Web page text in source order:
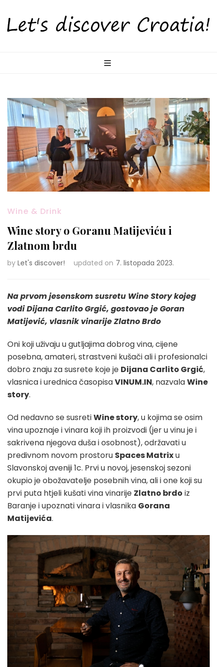
Wine & Drink
Wine story o Goranu Matijeviću i
Zlatnom brdu
by Let's discover! updated on 7. listopada 2023.
Na prvom jesenskom susretu Wine Story kojeg
vodi Dijana Carlito Grgić, gostovao je Goran
Matijević, vlasnik vinarije Zlatno Brdo
Oni koji uživaju u gutljajima dobrog vina, cijene
posebna, amateri, strastveni kušači ali i profesionalci
dobro znaju za susrete koje je Dijana Carlito Grgić,
vlasnica i urednica časopisaVINUM.IN, nazvalaWine
story.
Od nedavno se susretiWine story, u kojima se osim
vina upoznaje i vinara koji ih proizvodi (jer u vinu je i
sakrivena njegova duša i osobnost), održavati u
predivnom novom prostoru Spaces Matrixu
Slavonskoj aveniji 1c. Prvi u novoj, jesenskoj sezoni
okupio je obožavatelje posebnih vina, ali i one koji su
prvi puta htjeli kušati vina vinarije Zlatno brdo iz
Baranje i upoznati vinara i vlasnika Gorana
Matijevića.